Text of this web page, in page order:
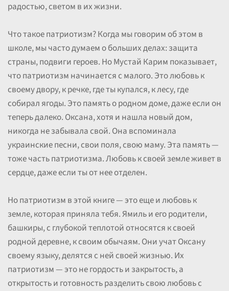
радостью, светом в их жизни.
Что такое патриотизм? Когда мы говорим об этом в
школе, мы часто думаем о больших делах: защита
страны, подвиги героев. Но Мустай Карим показывает,
что патриотизм начинается с малого. Это любовь к
своему двору, к речке, где ты купался, к лесу, где
собирал ягоды. Это память о родном доме, даже если он
теперь далеко. Оксана, хотя и нашла новый дом,
никогда не забывала свой. Она вспоминала
украинские песни, свои поля, свою маму. Эта память —
тоже часть патриотизма. Любовь к своей земле живет в
сердце, даже если ты от нее отделен.
Но патриотизм в этой книге — это еще и любовь к
земле, которая приняла тебя. Ямиль и его родители,
башкиры, с глубокой теплотой относятся к своей
родной деревне, к своим обычаям. Они учат Оксану
своему языку, делятся с ней своей жизнью. Их
патриотизм — это не гордость и закрытость, а
открытость и готовность разделить свою любовь с